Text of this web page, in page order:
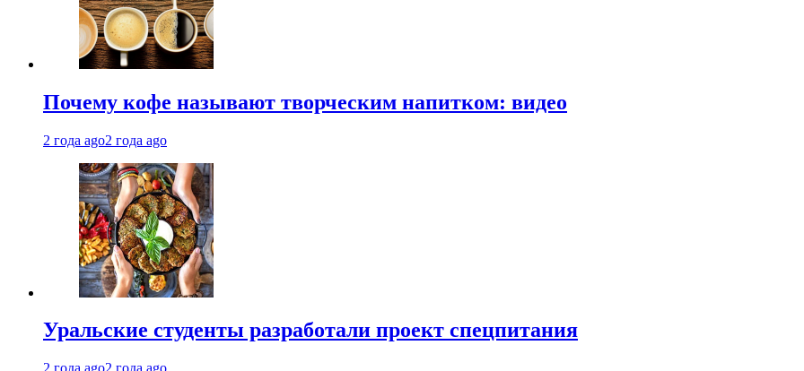
Почему кофе называют творческим напитком: видео
2 года ago2 года ago
Уральские студенты разработали проект спецпитания